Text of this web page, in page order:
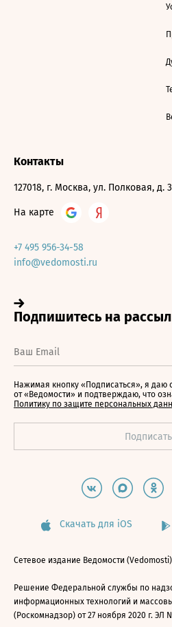
Контакты
127018, г. Москва, ул. Полковая, д.
На карте
+7 495 956-34-58
info@vedomosti.ru
Нажимая кнопку «Подписаться», я даю
от «Ведомости» и подтверждаю, что
Политику по защите персональных
Скачать для iOS
Сетевое издание Ведомости (Vedomosti)
Решение Федеральной службы по
информационных технологий и
(Роскомнадзор) от 27 ноября 2020 г. ЭЛ